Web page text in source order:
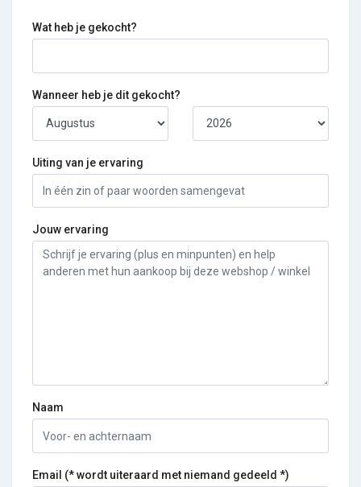
Wat heb je gekocht?
Wanneer heb je dit gekocht?
Uiting van je ervaring
Jouw ervaring
Naam
Email (* wordt uiteraard met niemand gedeeld *)